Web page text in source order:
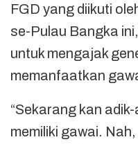
FGD yang diikuti
se-Pulau Bangka
untuk mengajak
memanfaatkan
“Sekarang kan
memiliki gawai.